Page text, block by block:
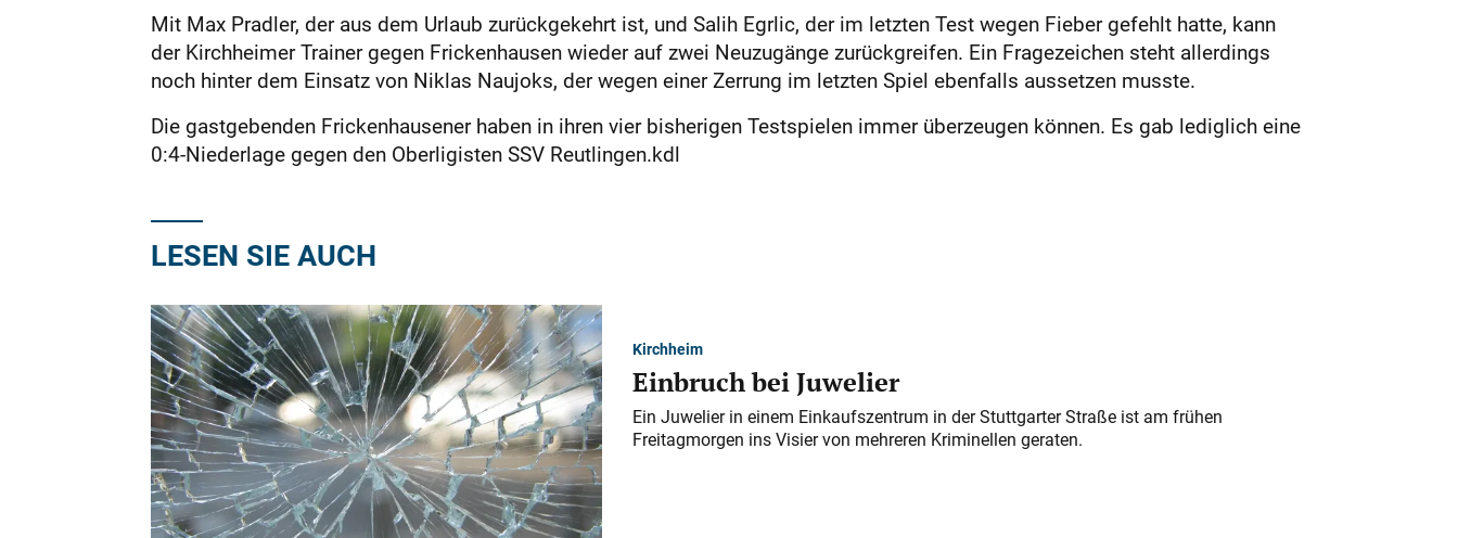
Mit Max Pradler, der aus dem Urlaub zurückgekehrt ist, und ­Salih Egrlic, der im letzten Test wegen Fieber gefehlt hatte, kann
der Kirchheimer Trainer gegen Frickenhausen wieder auf zwei Neuzugänge zurückgreifen. Ein Fragezeichen steht allerdings
noch hinter dem Einsatz von ­Niklas Naujoks, der wegen einer Zerrung im letzten Spiel ebenfalls aussetzen musste.
Die gastgebenden Frickenhausener haben in ihren vier bisherigen Testspielen immer überzeugen können. Es gab lediglich eine
0:4-Niederlage gegen den Ober­ligisten SSV Reutlingen.kdl
LESEN SIE AUCH
Kirchheim
Einbruch bei Juwelier
Ein Juwelier in einem Einkaufszentrum in der Stuttgarter Straße ist am frühen
Freitagmorgen ins Visier von mehreren Kriminellen geraten.